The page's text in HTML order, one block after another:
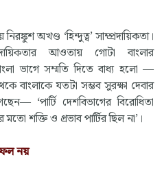
নিরঙ্কুশ অখণ্ড ‘হিন্দুত্ব’ সাম্প্রদায়িকতা।
আওতায় গোটা বাংলার
ভাগে সম্মতি দিতে বাধ্য হলো —
বাংলাকে যতটা সম্ভব সুরক্ষা দেবার
‘পার্টি দেশবিভাগের বিরোধিতা
শক্তি ও প্রভাব পার্টির ছিল না’।
ফল নয়